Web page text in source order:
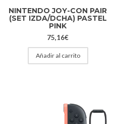
NINTENDO JOY-CON PAIR
(SET IZDA/DCHA) PASTEL
PINK
75,16€
Añadir al carrito